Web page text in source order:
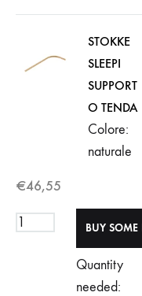
STOKKE
SLEEPI
SUPPORT
O TENDA
Colore:
naturale
€46,55
Quantity
needed: